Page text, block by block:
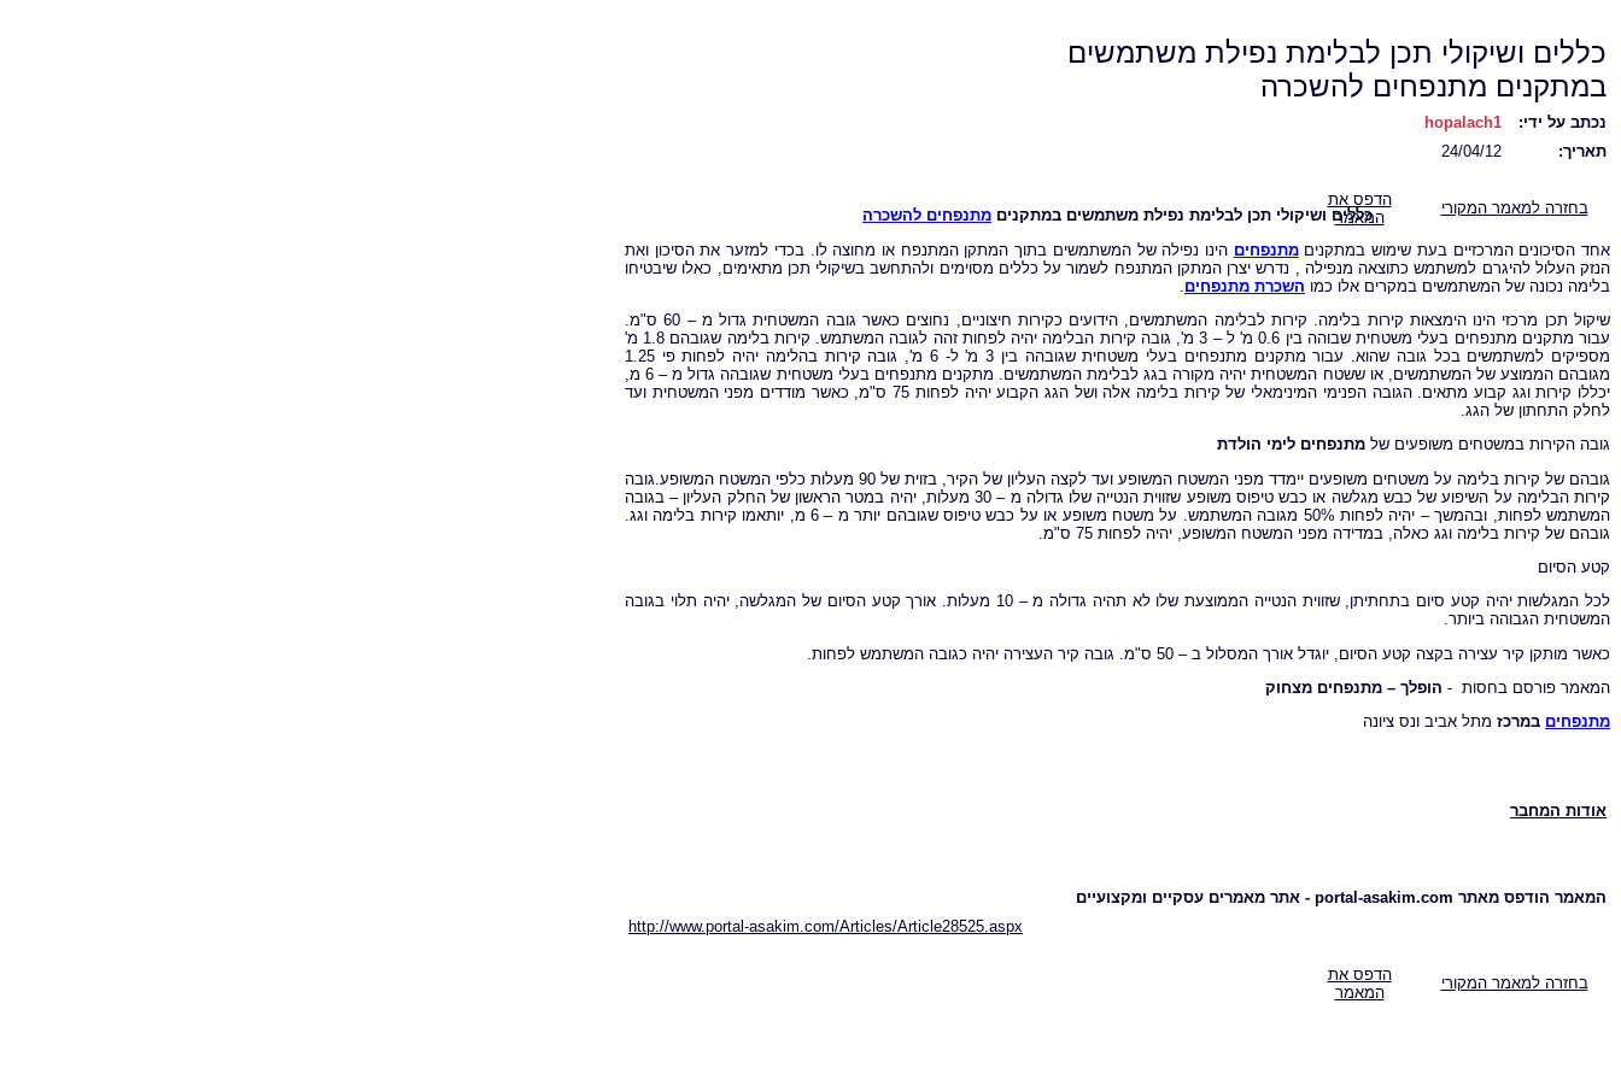
כללים ושיקולי תכן לבלימת נפילת משתמשים
במתקנים מתנפחים להשכרה
נכתב על ידי:
hopalach1
תאריך:
24/04/12
בחזרה למאמר המקורי
הדפס את
המאמר
כללים ושיקולי תכן לבלימת נפילת משתמשים במתקנים מתנפחים להשכרה
אחד הסיכונים המרכזיים בעת שימוש במתקניםמתנפחים הינו נפילה של המשתמשים בתוך המתקן המתנפח או מחוצה לו. בכדי למזער את הסיכון ואת
הנזק העלול להיגרם למשתמש כתוצאה מנפילה , נדרש יצרן המתקן המתנפח לשמור על כללים מסוימים ולהתחשב בשיקולי תכן מתאימים, כאלו שיבטיחו
בלימה נכונה של המשתמשים במקרים אלו כמו השכרת מתנפחים
שיקול תכן מרכזי הינו הימצאות קירות בלימה. קירות לבלימה המשתמשים, הידועים כקירות חיצוניים, נחוצים כאשר גובה המשטחית גדול מ – 60 ס"מ.
עבור מתקנים מתנפחים בעלי משטחית שבוהה בין 0.6 מ' ל – 3 מ', גובה קירות הבלימה יהיה לפחות זהה לגובה המשתמש. קירות בלימה שגובהם 1.8 מ'
מספיקים למשתמשים בכל גובה שהוא. עבור מתקנים מתנפחים בעלי משטחית שגובהה בין 3 מ' ל- 6 מ', גובה קירות בהלימה יהיה לפחות פי 1.25
מגובהם הממוצע של המשתמשים, או ששטח המשטחית יהיה מקורה בגג לבלימת המשתמשים. מתקנים מתנפחים בעלי משטחית שגובהה גדול מ – 6 מ,
יכללו קירות וגג קבוע מתאים. הגובה הפנימי המינימאלי של קירות בלימה אלה ושל הגג הקבוע יהיה לפחות 75 ס"מ, כאשר מודדים מפני המשטחית ועד
לחלק התחתון של הגג.
גובה הקירות במשטחים משופעים של מתנפחים לימי הולדת
גובהם של קירות בלימה על משטחים משופעים יימדד מפני המשטח המשופע ועד לקצה העליון של הקיר, בזוית של 90 מעלות כלפי המשטח המשופע.גובה
קירות הבלימה על השיפוע של כבש מגלשה או כבש טיפוס משופע שזווית הנטייה שלו גדולה מ – 30 מעלות, יהיה במטר הראשון של החלק העליון – בגובה
המשתמש לפחות, ובהמשך – יהיה לפחות 50% מגובה המשתמש. על משטח משופע או על כבש טיפוס שגובהם יותר מ – 6 מ, יותאמו קירות בלימה וגג.
גובהם של קירות בלימה וגג כאלה, במדידה מפני המשטח המשופע, יהיה לפחות 75 ס"מ.
קטע הסיום
לכל המגלשות יהיה קטע סיום בתחתיתן, שזווית הנטייה הממוצעת שלו לא תהיה גדולה מ – 10 מעלות. אורך קטע הסיום של המגלשה, יהיה תלוי בגובה
המשטחית הגבוהה ביותר.
כאשר מותקן קיר עצירה בקצה קטע הסיום, יוגדל אורך המסלול ב – 50 ס"מ. גובה קיר העצירה יהיה כגובה המשתמש לפחות.
המאמר פורסם בחסות - הופלך – מתנפחים מצחוק
מתנפחים במרכז מתל אביב ונס ציונה
אודות המחבר
המאמר הודפס מאתר portal-asakim.com - אתר מאמרים עסקיים ומקצועיים
http://www.portal-asakim.com/Articles/Article28525.aspx
בחזרה למאמר המקורי
הדפס את
המאמר